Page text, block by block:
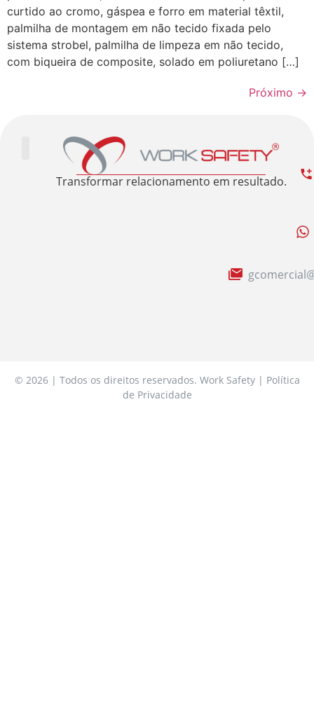
curtido ao cromo, gáspea e forro em material têxtil,
palmilha de montagem em não tecido fixada pelo
sistema strobel, palmilha de limpeza em não tecido,
com biqueira de composite, solado em poliuretano […]
Próximo →
Transformar relacionamento em resultado.
© 2026 | Todos os direitos reservados. Work Safety | Política
de Privacidade